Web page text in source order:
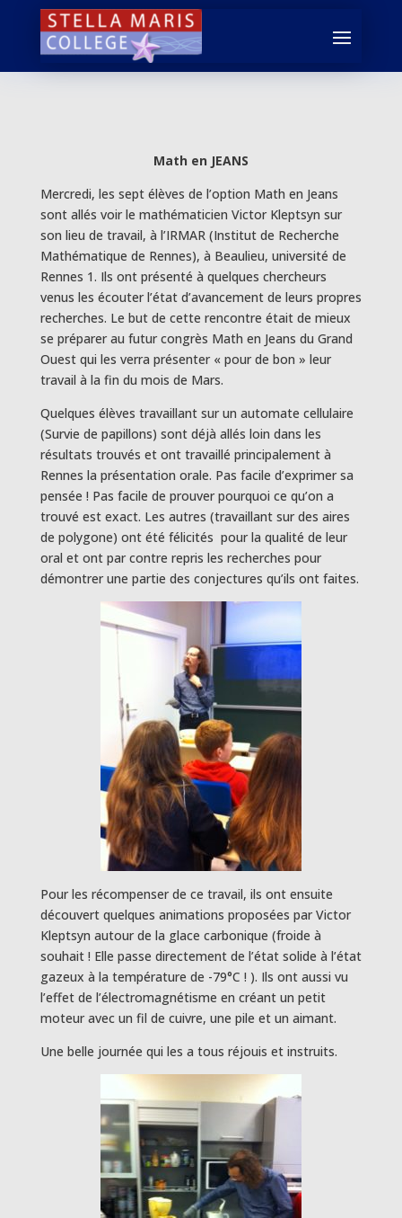
Math en JEANS
Mercredi, les sept élèves de l’option Math en Jeans
sont allés voir le mathématicien Victor Kleptsyn sur
son lieu de travail, à l’IRMAR (Institut de Recherche
Mathématique de Rennes), à Beaulieu, université de
Rennes 1. Ils ont présenté à quelques chercheurs
venus les écouter l’état d’avancement de leurs propres
recherches. Le but de cette rencontre était de mieux
se préparer au futur congrès Math en Jeans du Grand
Ouest qui les verra présenter « pour de bon » leur
travail à la fin du mois de Mars.
Quelques élèves travaillant sur un automate cellulaire
(Survie de papillons) sont déjà allés loin dans les
résultats trouvés et ont travaillé principalement à
Rennes la présentation orale. Pas facile d’exprimer sa
pensée ! Pas facile de prouver pourquoi ce qu’on a
trouvé est exact. Les autres (travaillant sur des aires
de polygone) ont été félicités pour la qualité de leur
oral et ont par contre repris les recherches pour
démontrer une partie des conjectures qu’ils ont faites.
Pour les récompenser de ce travail, ils ont ensuite
découvert quelques animations proposées par Victor
Kleptsyn autour de la glace carbonique (froide à
souhait ! Elle passe directement de l’état solide à l’état
gazeux à la température de -79°C ! ). Ils ont aussi vu
l’effet de l’électromagnétisme en créant un petit
moteur avec un fil de cuivre, une pile et un aimant.
Une belle journée qui les a tous réjouis et instruits.